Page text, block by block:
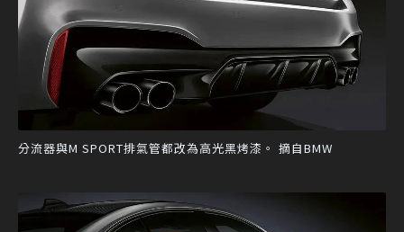
分流器與M SPORT排氣管都改為高光黑烤漆。 摘自BMW